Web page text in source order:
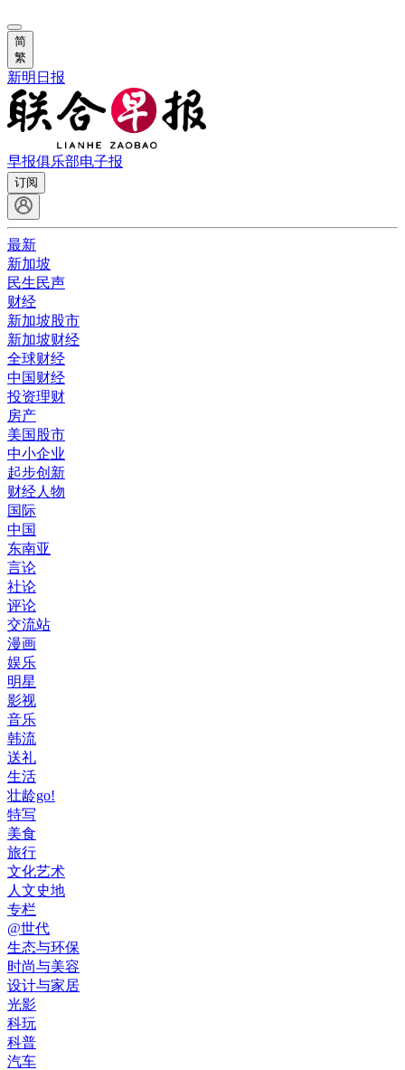
简
繁
新明日报
早报俱乐部电子报
订阅
最新
新加坡
民生民声
财经
新加坡股市
新加坡财经
全球财经
中国财经
投资理财
房产
美国股市
中小企业
起步创新
财经人物
国际
中国
东南亚
言论
社论
评论
交流站
漫画
娱乐
明星
影视
音乐
韩流
送礼
生活
壮龄go!
特写
美食
旅行
文化艺术
人文史地
专栏
@世代
生态与环保
时尚与美容
设计与家居
光影
科玩
科普
汽车